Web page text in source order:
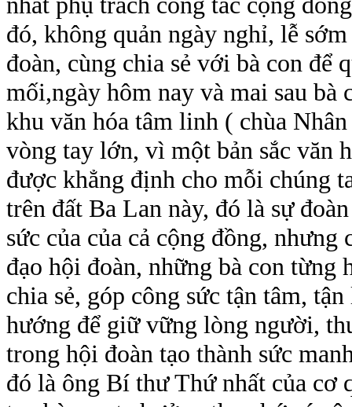
đó, không quản ngày nghỉ, lễ
đoàn, cùng chia sẻ với bà con
mối,ngày hôm nay và mai sau bà
khu văn hóa tâm linh ( chùa
vòng tay lớn, vì một bản sắc văn
được khẳng định cho mỗi chúng
trên đất Ba Lan này, đó là sự
sức của của cả cộng đồng,
đạo hội đoàn, những bà con từng
chia sẻ, góp công sức tận tâm,
hướng để giữ vững lòng người,
trong hội đoàn tạo thành sức
đó là ông Bí thư Thứ nhất của